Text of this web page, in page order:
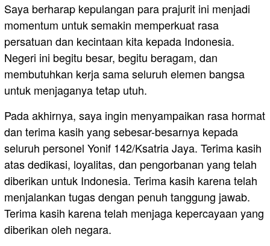
Saya berharap kepulangan para prajurit ini menjadi
momentum untuk semakin memperkuat rasa
persatuan dan kecintaan kita kepada Indonesia.
Negeri ini begitu besar, begitu beragam, dan
membutuhkan kerja sama seluruh elemen bangsa
untuk menjaganya tetap utuh.
Pada akhirnya, saya ingin menyampaikan rasa hormat
dan terima kasih yang sebesar-besarnya kepada
seluruh personel Yonif 142/Ksatria Jaya. Terima kasih
atas dedikasi, loyalitas, dan pengorbanan yang telah
diberikan untuk Indonesia. Terima kasih karena telah
menjalankan tugas dengan penuh tanggung jawab.
Terima kasih karena telah menjaga kepercayaan yang
diberikan oleh negara.